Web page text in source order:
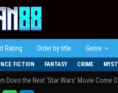
Rating Order by title Genre
FICTION FANTASY CRIME
Does the Next ‘Star Wars’ Movie Come